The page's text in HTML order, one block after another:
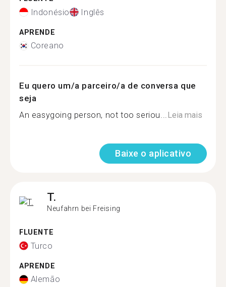
Indonésio Inglês
APRENDE
Coreano
Eu quero um/a parceiro/a de conversa que
seja
An easygoing person, not too seriou...Leia mais
Baixe o aplicativo
T.
Neufahrn bei Freising
FLUENTE
Turco
APRENDE
Alemão